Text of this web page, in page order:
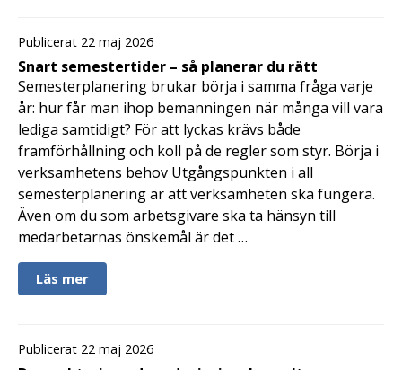
Publicerat 22 maj 2026
Snart semestertider – så planerar du rätt
Semesterplanering brukar börja i samma fråga varje
år: hur får man ihop bemanningen när många vill vara
lediga samtidigt? För att lyckas krävs både
framförhållning och koll på de regler som styr. Börja i
verksamhetens behov Utgångspunkten i all
semesterplanering är att verksamheten ska fungera.
Även om du som arbetsgivare ska ta hänsyn till
medarbetarnas önskemål är det …
Läs mer
Publicerat 22 maj 2026